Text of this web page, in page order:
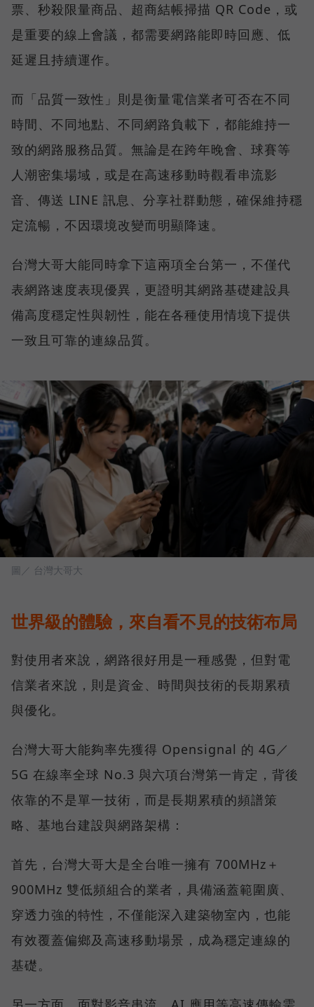
票、秒殺限量商品、超商結帳掃描 QR Code，或
是重要的線上會議，都需要網路能即時回應、低
延遲且持續運作。
而「品質一致性」則是衡量電信業者可否在不同
時間、不同地點、不同網路負載下，都能維持一
致的網路服務品質。無論是在跨年晚會、球賽等
人潮密集場域，或是在高速移動時觀看串流影
音、傳送 LINE 訊息、分享社群動態，確保維持穩
定流暢，不因環境改變而明顯降速。
台灣大哥大能同時拿下這兩項全台第一，不僅代
表網路速度表現優異，更證明其網路基礎建設具
備高度穩定性與韌性，能在各種使用情境下提供
一致且可靠的連線品質。
圖／ 台灣大哥大
世界級的體驗，來自看不見的技術布局
對使用者來說，網路很好用是一種感覺，但對電
信業者來說，則是資金、時間與技術的長期累積
與優化。
台灣大哥大能夠率先獲得 Opensignal 的 4G／
5G 在線率全球 No.3 與六項台灣第一肯定，背後
依靠的不是單一技術，而是長期累積的頻譜策
略、基地台建設與網路架構：
首先，台灣大哥大是全台唯一擁有 700MHz＋
900MHz 雙低頻組合的業者，具備涵蓋範圍廣、
穿透力強的特性，不僅能深入建築物室內，也能
有效覆蓋偏鄉及高速移動場景，成為穩定連線的
基礎。